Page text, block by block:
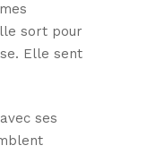
sort pour
Elle sent
ses